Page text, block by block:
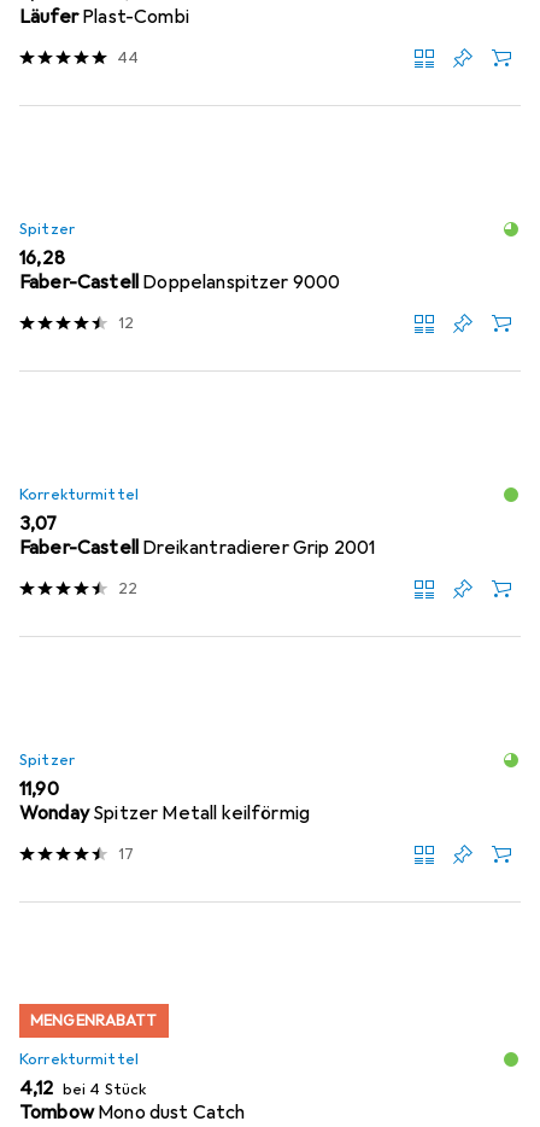
Läufer Plast-Combi
44
Spitzer
EUR
16,28
Faber-Castell Doppelanspitzer 9000
12
Korrekturmittel
EUR
3,07
Faber-Castell Dreikantradierer Grip 2001
22
Spitzer
EUR
11,90
Wonday Spitzer Metall keilförmig
17
MENGENRABATT
Korrekturmittel
EUR
4,12 bei 4 Stück
Tombow Mono dust Catch